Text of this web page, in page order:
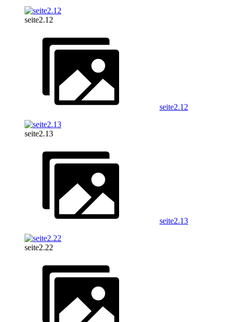
seite2.12
seite2.12
seite2.13
seite2.13
seite2.22